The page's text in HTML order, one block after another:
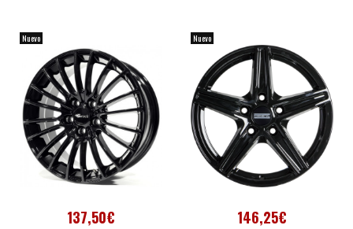
Nuevo
137,50€
Nuevo
146,25€